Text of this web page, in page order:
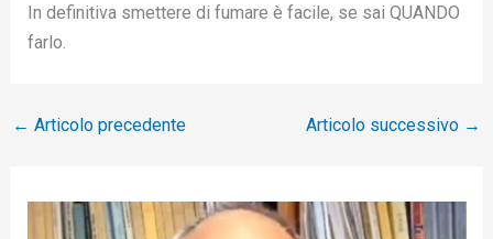
In definitiva smettere di fumare è facile, se sai QUANDO
farlo.
← Articolo precedente Articolo successivo →